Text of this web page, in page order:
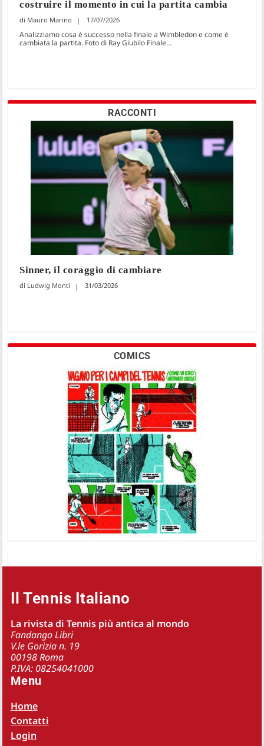
costruire il momento in cui la partita cambia
Mauro Marino 17/07/2026
Analizziamo cosa è successo nella finale a Wimbledon e come è
cambiata la partita. Foto di Ray Giubilo Finale...
RACCONTI
Sinner, il coraggio di cambiare
Ludwig Monti 31/03/2026
COMICS
Il Tennis Italiano
La rivista di Tennis più antica al mondo
Fandango Libri
V.le Gorizia n. 19
00198 Roma
P.IVA: 08254041000
Menu
Home
Contatti
Login